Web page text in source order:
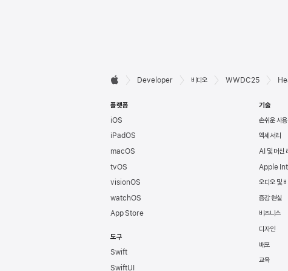
Developer
바닥글

Developer 비디오 WWDC25
플랫폼
iOS
iPadOS
macOS
tvOS
visionOS
watchOS
App Store
도구
Swift
SwiftUI
기술
손쉬운 사용
액세서리
AI 및 머신
Apple
오디오 및
증강 현실
비즈니스
디자인
배포
교육